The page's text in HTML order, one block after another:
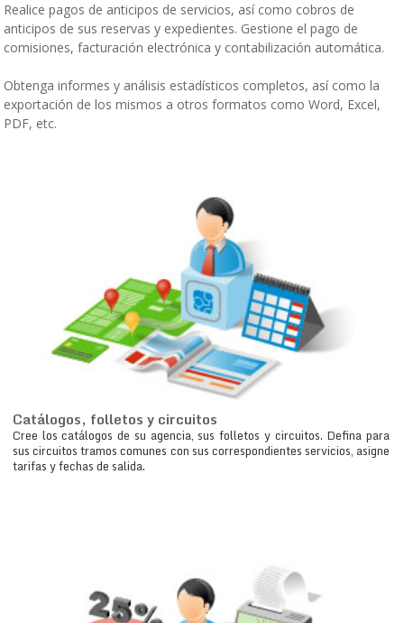
Realice pagos de anticipos de servicios, así como cobros de
anticipos de sus reservas y expedientes. Gestione el pago de
comisiones, facturación electrónica y contabilización automática.
Obtenga informes y análisis estadísticos completos, así como la
exportación de los mismos a otros formatos como Word, Excel,
PDF, etc.
Catálogos, folletos y circuitos
Cree los catálogos de su agencia, sus folletos y circuitos. Defina para
sus circuitos tramos comunes con sus correspondientes servicios, asigne
tarifas y fechas de salida.